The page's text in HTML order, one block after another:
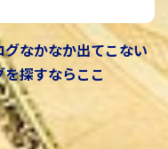
なかなか出てこない
探すならここ